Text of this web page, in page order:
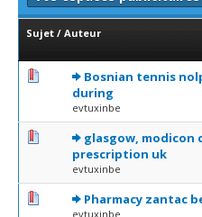
Sujet / Auteur
Bosnian tennis
during
evtuxinbe
0 Votes - 0 sur 5 en
1234
glasgow, modicon
prescription uk
evtuxinbe
0 Votes - 0 sur 5 en
123 4
Pharmacy zantac
evtuxinbe
0 Votes - 0 sur 5 en
12 34